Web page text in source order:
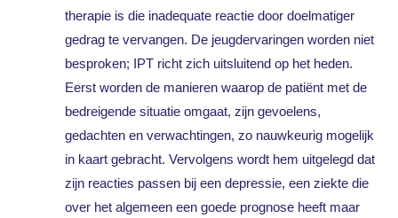
therapie is die inadequate reactie door doelmatiger
gedrag te vervangen. De jeugdervaringen worden niet
besproken; IPT richt zich uitsluitend op het heden.
Eerst worden de manieren waarop de patiënt met de
bedreigende situatie omgaat, zijn gevoelens,
gedachten en verwachtingen, zo nauwkeurig mogelijk
in kaart gebracht. Vervolgens wordt hem uitgelegd dat
zijn reacties passen bij een depressie, een ziekte die
over het algemeen een goede prognose heeft maar